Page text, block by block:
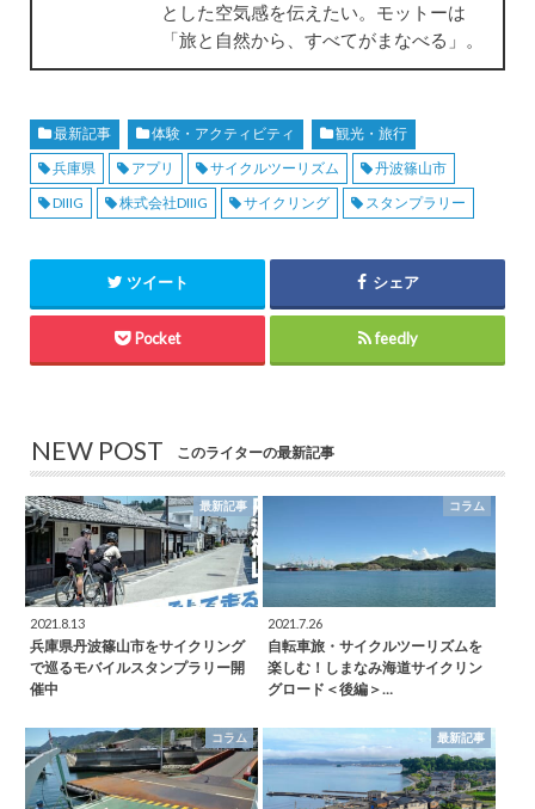
とした空気感を伝えたい。モットーは
「旅と自然から、すべてがまなべる」。
最新記事 体験・アクティビティ
観光・旅行
兵庫県
アプリ サイクルツーリズム
丹波篠山市
DIIIG
株式会社DIIIG サイクリング スタンプラリー
ツイート シェア
Pocket feedly
NEW POST このライターの最新記事
最新記事
2021.8.13
兵庫県丹波篠山市をサイクリング
で巡るモバイルスタンプラリー開
催中
コラム
2021.7.26
自転車旅・サイクルツーリズムを
楽しむ！しまなみ海道サイクリン
グロード＜後編＞…
コラム 最新記事